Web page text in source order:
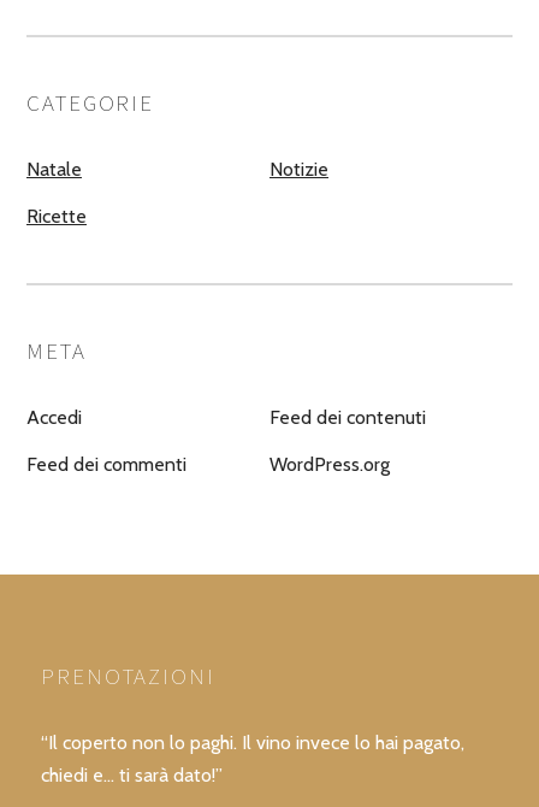
CATEGORIE
Natale Notizie
Ricette
META
Accedi Feed dei contenuti
Feed dei commenti WordPress.org
PRENOTAZIONI
“Il coperto non lo paghi. Il vino invece lo hai pagato,
chiedi e… ti sarà dato!”